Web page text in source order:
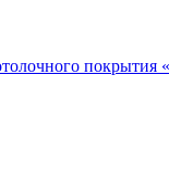
покрытия